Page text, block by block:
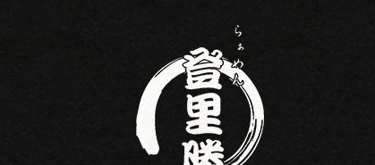
の寿司・ラー
かつ)のブログ